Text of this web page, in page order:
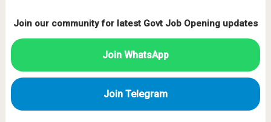
Join our community for latest Govt Job Opening updates
Join WhatsApp
Join Telegram